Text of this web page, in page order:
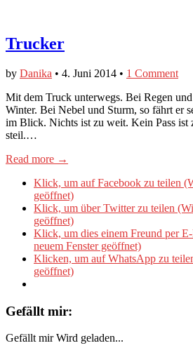
Trucker
by Danika • 4. Juni 2014 • 1 Comment
Mit dem Truck unterwegs. Bei Regen
Winter. Bei Nebel und Sturm, so fährt er
im Blick. Nichts ist zu weit. Kein Pass ist
steil.…
Read more →
Klick, um auf Facebook zu teilen
geöffnet)
Klick, um über Twitter zu teilen
geöffnet)
Klick, um dies einem Freund per
neuem Fenster geöffnet)
Klicken, um auf WhatsApp zu
geöffnet)
Gefällt mir:
Gefällt mir Wird geladen...